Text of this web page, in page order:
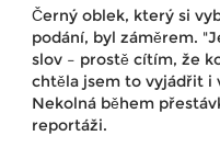
Černý oblek, který si
podání, byl záměrem.
slov – prostě cítím, že
chtěla jsem to vyjádřit i
Nekolná během
reportáži.